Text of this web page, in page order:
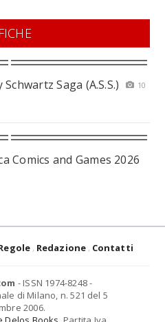
Saga (A.S.S.)
10
Comics and Games 2026
Redazione Contatti
- ISSN 1974-8248 -
di Milano, n. 521 del 5
2006.